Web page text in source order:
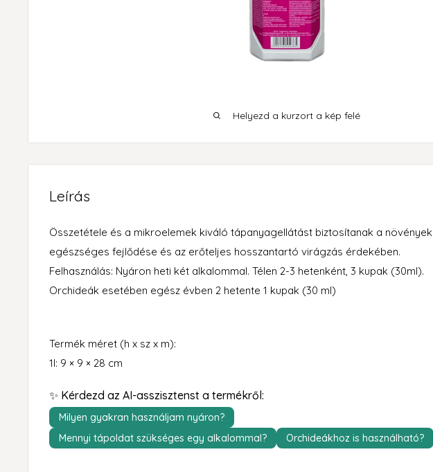
Helyezd a kurzort a kép felé
Leírás
Összetétele és a mikroelemek kiváló tápanyagellátást biztosítanak a növények
egészséges fejlődése és az erőteljes hosszantartó virágzás érdekében.
Felhasználás: Nyáron heti két alkalommal. Télen 2-3 hetenként, 3 kupak (30ml).
Orchideák esetében egész évben 2 hetente 1 kupak (30 ml)
Termék méret (h x sz x m):
1l: 9 × 9 × 28 cm
✨ Kérdezd az AI-asszisztenst a termékről:
Milyen gyakran használjam nyáron?
Mennyi tápoldat szükséges egy alkalommal?
Orchideákhoz is használható?